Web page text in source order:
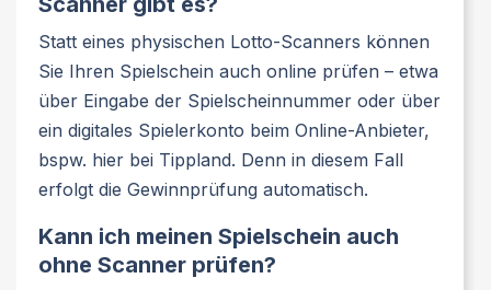
Statt eines physischen Lotto-Scanners können
Sie Ihren Spielschein auch online prüfen – etwa
über Eingabe der Spielscheinnummer oder über
ein digitales Spielerkonto beim Online-Anbieter,
bspw. hier bei Tippland. Denn in diesem Fall
erfolgt die Gewinnprüfung automatisch.
Kann ich meinen Spielschein auch
ohne Scanner prüfen?